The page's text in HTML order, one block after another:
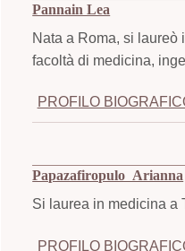
Pannain Lea
Nata a Roma, si
facoltà di medicina,
PROFILO
Papazafiropulo Arianna
Si laurea in medicina a
PROFILO